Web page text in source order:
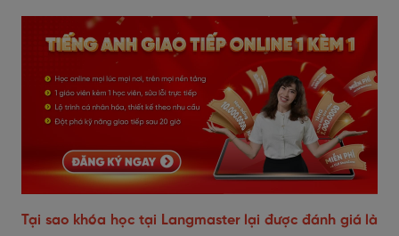
Tại sao khóa học tại Langmasterlại được đánh giá là